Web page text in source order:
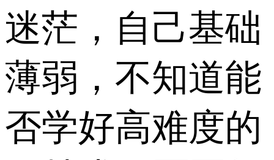
迷茫，自己基础
薄弱，不知道能
否学好高难度的